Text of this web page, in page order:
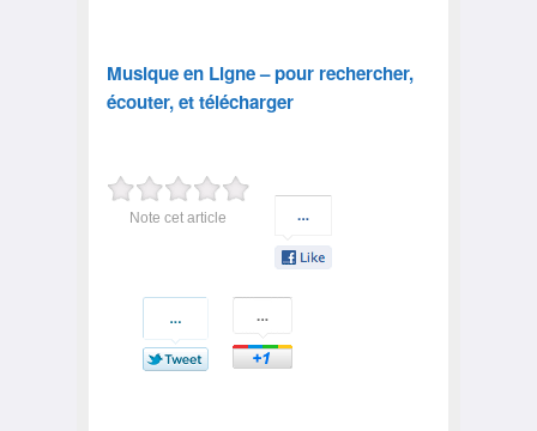
Musique en Ligne – pour rechercher,
écouter, et télécharger
Note cet article